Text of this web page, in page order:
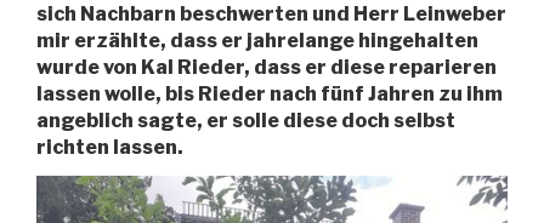
sich Nachbarn beschwerten und Herr Leinweber
mir erzählte, dass er jahrelange hingehalten
wurde von Kal Rieder, dass er diese reparieren
lassen wolle, bis Rieder nach fünf Jahren zu ihm
angeblich sagte, er solle diese doch selbst
richten lassen.